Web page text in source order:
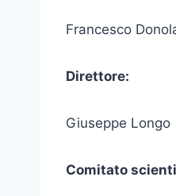
Francesco
Direttore:
Giuseppe Longo
Comitato